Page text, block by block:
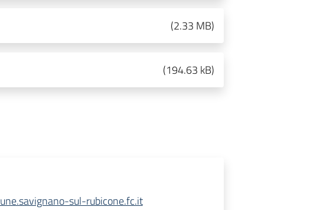
(2.33 MB)
(194.63 kB)
sul-rubicone.fc.it